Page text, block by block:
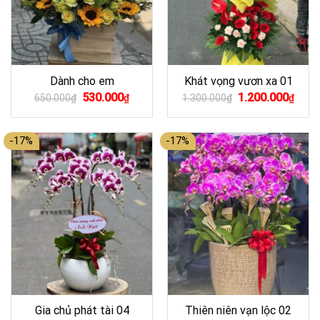
Dành cho em
650.000₫ Giá
là:
650.000₫.
530.000₫Giá
hiện
tại
là:
530.000₫.
Khát vọng vươn xa 01
1.300.000₫ Giá
là:
1.300.000₫.
1.200.000₫Giá
hiện
tại
là:
-17%
Gia chủ phát tài 04
-17%
Thiên niên vạn lộc 02